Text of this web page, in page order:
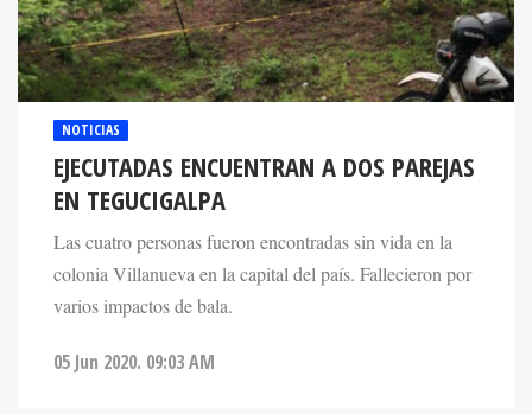
NOTICIAS
EJECUTADAS ENCUENTRAN A DOS PAREJAS
EN TEGUCIGALPA
Las cuatro personas fueron encontradas sin vida en la
colonia Villanueva en la capital del país. Fallecieron por
varios impactos de bala.
05 Jun 2020. 09:03 AM